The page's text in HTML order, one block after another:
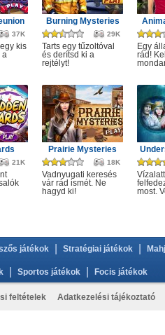
37K
kis
a
Burning Mysteries
29K
Tarts egy tűzoltóval
és derítsd ki a
rejtélyt!
Egy
rád!
21K
Prairie Mysteries
18K
Vadnyugati keresés
vár rád ismét. Ne
hagyd ki!
most.
játékok Stratégiai játékok
Sportos játékok Focis játékok
feltételek Adatkezelési tájékoztató